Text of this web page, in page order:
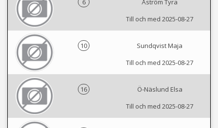
6
Åström Tyra
Till och med 2025-08-27
10
Sundqvist Maja
Till och med 2025-08-27
16
Ö-Näslund Elsa
Till och med 2025-08-27